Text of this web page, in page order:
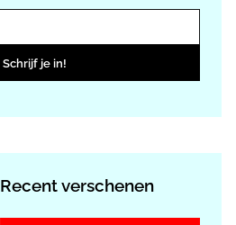
Schrijf je in!
Recent verschenen